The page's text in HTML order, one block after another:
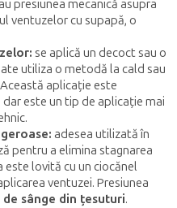
presiunea mecanică asupra
ventuzelor cu supapă, o
se aplică un decoct sau o
utiliza o metodă la cald sau
aplicație este
este un tip de aplicație mai
adesea utilizată în
pentru a elimina stagnarea
este lovită cu un ciocănel
ventuzei. Presiunea
sânge din țesuturi.